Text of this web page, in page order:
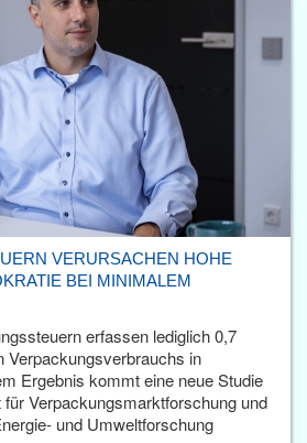
VERURSACHEN HOHE
BEI MINIMALEM
erfassen lediglich 0,7
Verpackungsverbrauchs in
Ergebnis kommt eine neue Studie
Verpackungsmarktforschung und
und Umweltforschung